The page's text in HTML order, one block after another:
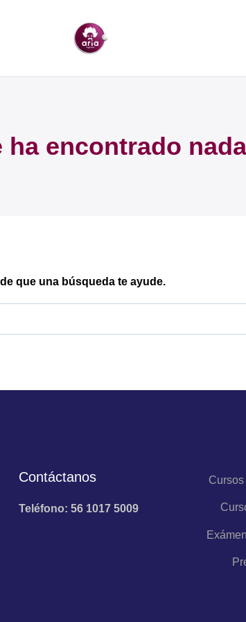
ha encontrado nada
que una búsqueda te ayude.
Contáctanos
Teléfono: 56 1017 5009